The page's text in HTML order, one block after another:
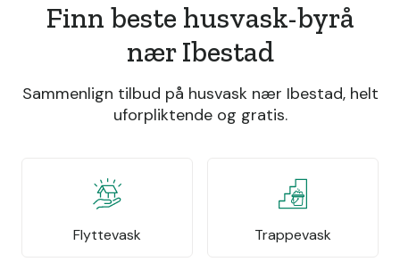
Finn beste husvask-byrå
nær Ibestad
Sammenlign tilbud på husvask nær Ibestad, helt
uforpliktende og gratis.
Flyttevask Trappevask